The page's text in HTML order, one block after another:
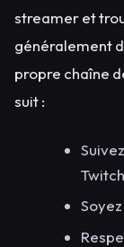
streamer et
généralement
propre chaîne
suit :